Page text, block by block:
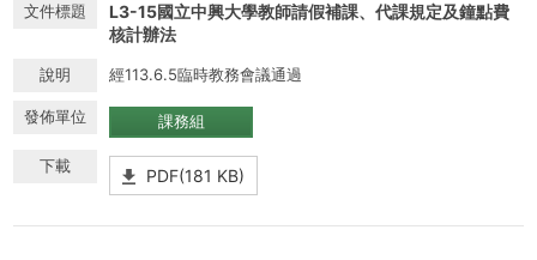
L3-15國立中興大學教師請假補課、代課規定及鐘點費
核計辦法
經113.6.5臨時教務會議通過
課務組
PDF(181 KB)